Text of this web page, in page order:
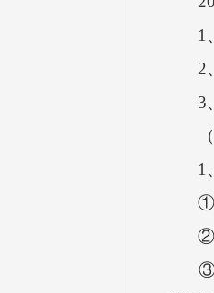
1、
2、
3、
（
1、
①财
②事
③年